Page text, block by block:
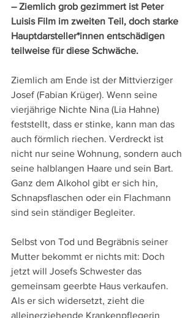
– Ziemlich grob gezimmert ist Peter
Luisis Film im zweiten Teil, doch starke
Hauptdarsteller*innen entschädigen
teilweise für diese Schwäche.
Ziemlich am Ende ist der Mittvierziger
Josef (Fabian Krüger). Wenn seine
vierjährige Nichte Nina (Lia Hahne)
feststellt, dass er stinke, kann man das
auch förmlich riechen. Verdreckt ist
nicht nur seine Wohnung, sondern auch
seine halblangen Haare und sein Bart.
Ganz dem Alkohol gibt er sich hin,
Schnapsflaschen oder ein Flachmann
sind sein ständiger Begleiter.
Selbst von Tod und Begräbnis seiner
Mutter bekommt er nichts mit: Doch
jetzt will Josefs Schwester das
gemeinsam geerbte Haus verkaufen.
Als er sich widersetzt, zieht die
alleinerziehende Krankenpflegerin